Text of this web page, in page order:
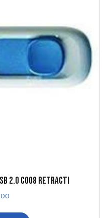
2.0 C008 RETRACTI